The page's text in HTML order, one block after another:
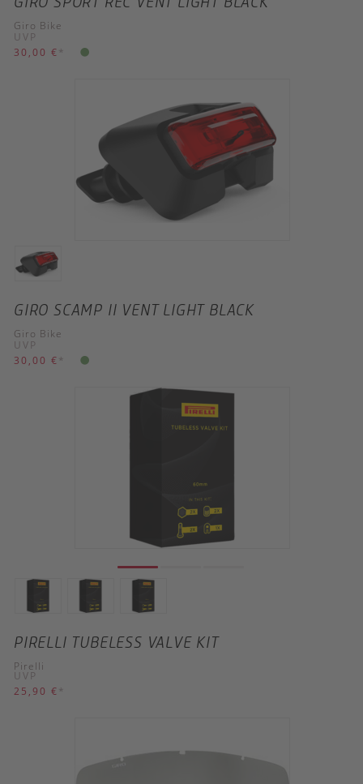
Giro Bike
UVP
30,00 € *
GIRO SCAMP II VENT LIGHT BLACK
Giro Bike
UVP
30,00 € *
PIRELLI TUBELESS VALVE KIT
Pirelli
UVP
25,90 € *